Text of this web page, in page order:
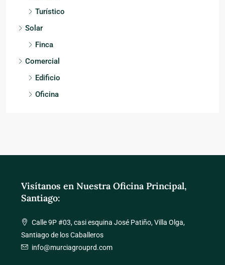
Turístico
Solar
Finca
Comercial
Edificio
Oficina
Visítanos en Nuestra Oficina Principal,
Santiago:
Calle 9P #03, casi esquina José Patiño, Villa Olga,
Santiago de los Caballeros
info@murciagrouprd.com